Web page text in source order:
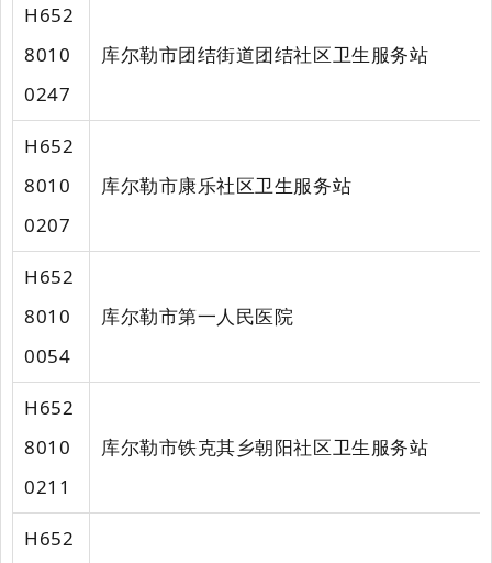
H652
8010
0247
库尔勒市团结街道团结社区卫生服务站
H652
8010
0207
库尔勒市康乐社区卫生服务站
H652
8010
0054
库尔勒市第一人民医院
H652
8010
0211
库尔勒市铁克其乡朝阳社区卫生服务站
H652